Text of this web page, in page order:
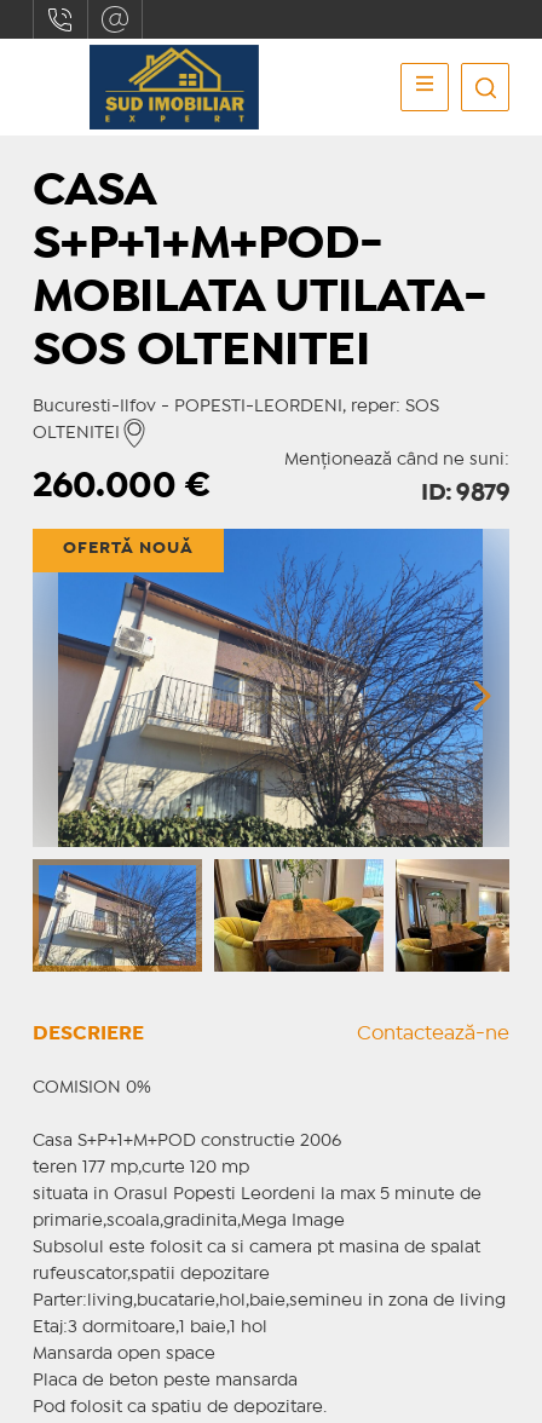
CASA
S+P+1+M+POD-
MOBILATA UTILATA-
SOS OLTENITEI
Bucuresti-Ilfov - POPESTI-LEORDENI, reper: SOS
OLTENITEI
Menționează când ne suni:
260.000 € ID: 9879
OFERTĂ NOUĂ
DESCRIERE Contactează-ne
COMISION 0%
Casa S+P+1+M+POD constructie 2006
teren 177 mp,curte 120 mp
situata in Orasul Popesti Leordeni la max 5 minute de
primarie,scoala,gradinita,Mega Image
Subsolul este folosit ca si camera pt masina de spalat
rufeuscator,spatii depozitare
Parter:living,bucatarie,hol,baie,semineu in zona de living
Etaj:3 dormitoare,1 baie,1 hol
Mansarda open space
Placa de beton peste mansarda
Pod folosit ca spatiu de depozitare.